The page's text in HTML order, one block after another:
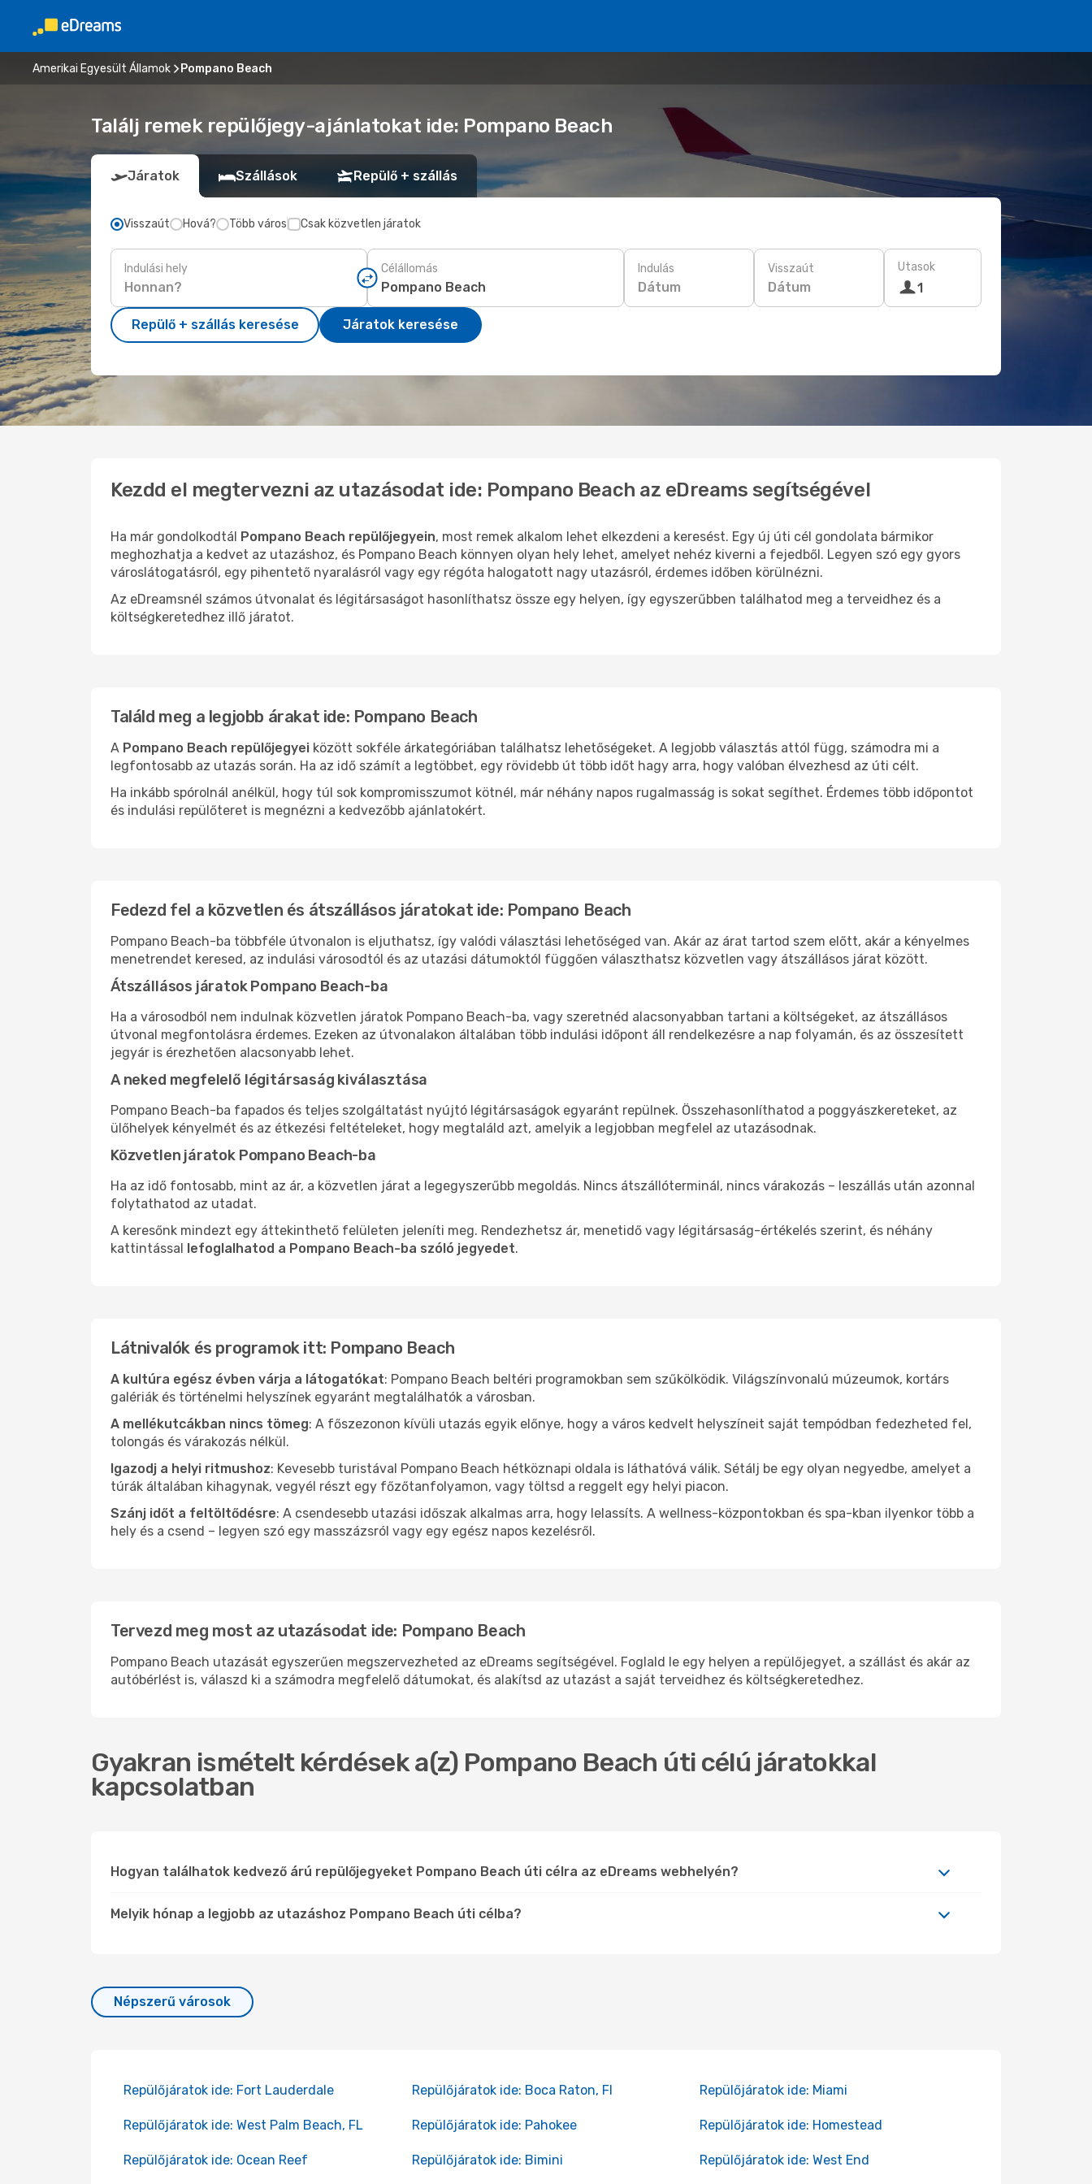
Amerikai Egyesült Államok Pompano Beach
Találj remek repülőjegy-ajánlatokat ide: Pompano Beach
Járatok Szállások Repülő + szállás
Visszaút Hová? Több város Csak közvetlen járatok
Indulási hely Célállomás Indulás
Dátum
Visszaút
Dátum
Utasok
1
Repülő + szállás keresése Járatok keresése
Kezdd el megtervezni az utazásodat ide: Pompano Beach az eDreams segítségével
Ha már gondolkodtál Pompano Beach repülőjegyein, most remek alkalom lehet elkezdeni a keresést. Egy új úti cél gondolata bármikor
meghozhatja a kedvet az utazáshoz, és Pompano Beach könnyen olyan hely lehet, amelyet nehéz kiverni a fejedből. Legyen szó egy gyors
városlátogatásról, egy pihentető nyaralásról vagy egy régóta halogatott nagy utazásról, érdemes időben körülnézni.
Az eDreamsnél számos útvonalat és légitársaságot hasonlíthatsz össze egy helyen, így egyszerűbben találhatod meg a terveidhez és a
költségkeretedhez illő járatot.
Találd meg a legjobb árakat ide: Pompano Beach
A Pompano Beach repülőjegyei között sokféle árkategóriában találhatsz lehetőségeket. A legjobb választás attól függ, számodra mi a
legfontosabb az utazás során. Ha az idő számít a legtöbbet, egy rövidebb út több időt hagy arra, hogy valóban élvezhesd az úti célt.
Ha inkább spórolnál anélkül, hogy túl sok kompromisszumot kötnél, már néhány napos rugalmasság is sokat segíthet. Érdemes több időpontot
és indulási repülőteret is megnézni a kedvezőbb ajánlatokért.
Fedezd fel a közvetlen és átszállásos járatokat ide: Pompano Beach
Pompano Beach-ba többféle útvonalon is eljuthatsz, így valódi választási lehetőséged van. Akár az árat tartod szem előtt, akár a kényelmes
menetrendet keresed, az indulási városodtól és az utazási dátumoktól függően választhatsz közvetlen vagy átszállásos járat között.
Átszállásos járatok Pompano Beach-ba
Ha a városodból nem indulnak közvetlen járatok Pompano Beach-ba, vagy szeretnéd alacsonyabban tartani a költségeket, az átszállásos
útvonal megfontolásra érdemes. Ezeken az útvonalakon általában több indulási időpont áll rendelkezésre a nap folyamán, és az összesített
jegyár is érezhetően alacsonyabb lehet.
A neked megfelelő légitársaság kiválasztása
Pompano Beach-ba fapados és teljes szolgáltatást nyújtó légitársaságok egyaránt repülnek. Összehasonlíthatod a poggyászkereteket, az
ülőhelyek kényelmét és az étkezési feltételeket, hogy megtaláld azt, amelyik a legjobban megfelel az utazásodnak.
Közvetlen járatok Pompano Beach-ba
Ha az idő fontosabb, mint az ár, a közvetlen járat a legegyszerűbb megoldás. Nincs átszállóterminál, nincs várakozás – leszállás után azonnal
folytathatod az utadat.
A keresőnk mindezt egy áttekinthető felületen jeleníti meg. Rendezhetsz ár, menetidő vagy légitársaság-értékelés szerint, és néhány
kattintással lefoglalhatod a Pompano Beach-ba szóló jegyedet.
Látnivalók és programok itt: Pompano Beach
A kultúra egész évben várja a látogatókat: Pompano Beach beltéri programokban sem szűkölködik. Világszínvonalú múzeumok, kortárs
galériák és történelmi helyszínek egyaránt megtalálhatók a városban.
A mellékutcákban nincs tömeg: A főszezonon kívüli utazás egyik előnye, hogy a város kedvelt helyszíneit saját tempódban fedezheted fel,
tolongás és várakozás nélkül.
Igazodj a helyi ritmushoz: Kevesebb turistával Pompano Beach hétköznapi oldala is láthatóvá válik. Sétálj be egy olyan negyedbe, amelyet a
túrák általában kihagynak, vegyél részt egy főzőtanfolyamon, vagy töltsd a reggelt egy helyi piacon.
Szánj időt a feltöltődésre: A csendesebb utazási időszak alkalmas arra, hogy lelassíts. A wellness-központokban és spa-kban ilyenkor több a
hely és a csend – legyen szó egy masszázsról vagy egy egész napos kezelésről.
Tervezd meg most az utazásodat ide: Pompano Beach
Pompano Beach utazását egyszerűen megszervezheted az eDreams segítségével. Foglald le egy helyen a repülőjegyet, a szállást és akár az
autóbérlést is, válaszd ki a számodra megfelelő dátumokat, és alakítsd az utazást a saját terveidhez és költségkeretedhez.
Gyakran ismételt kérdések a(z) Pompano Beach úti célú járatokkal
kapcsolatban
Hogyan találhatok kedvező árú repülőjegyeket Pompano Beach úti célra az eDreams webhelyén?
Melyik hónap a legjobb az utazáshoz Pompano Beach úti célba?
Népszerű városok
Repülőjáratok ide: Fort Lauderdale Repülőjáratok ide: Boca Raton, Fl Repülőjáratok ide: Miami
Repülőjáratok ide: West Palm Beach, FL Repülőjáratok ide: Pahokee Repülőjáratok ide: Homestead
Repülőjáratok ide: Ocean Reef Repülőjáratok ide: Bimini Repülőjáratok ide: West End